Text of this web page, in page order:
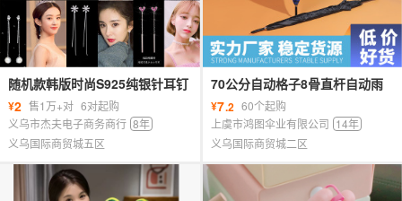
随机款韩版时尚S925纯银针耳钉
女镶钻耳环饰品
¥2 售1万+对 6对起购
义乌市杰夫电子商务商行 8年
义乌国际商贸城五区
70公分自动格子8骨直杆自动雨
伞长柄格子晴雨伞遮阳防晒男女
雨伞
¥7.2 60个起购
上虞市鸿图伞业有限公司 14年
义乌国际商贸城二区